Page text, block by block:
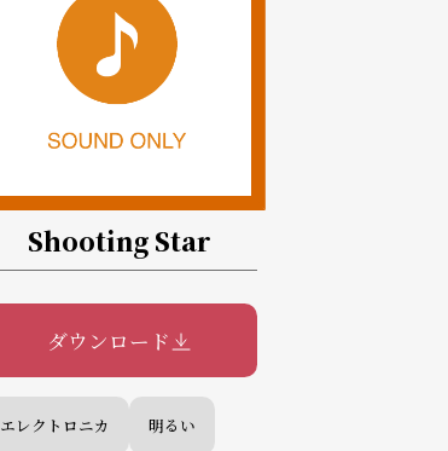
Shooting Star
ダウンロード
エレクトロニカ 明るい